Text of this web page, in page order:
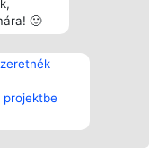
🙂
projektbe
Elérhetőség
Elérhetőség